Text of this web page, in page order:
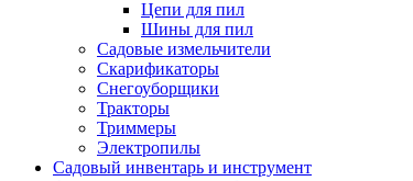
Цепи для пил
Шины для пил
Садовые измельчители
Скарификаторы
Снегоуборщики
Тракторы
Триммеры
Электропилы
Садовый инвентарь и инструмент